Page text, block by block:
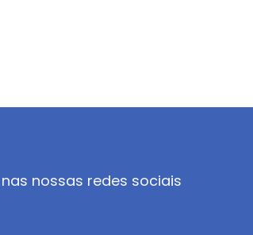
nossas redes sociais